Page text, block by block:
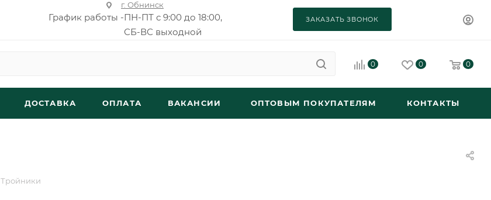
г. Обнинск
График работы -ПН-ПТ с 9:00 до 18:00,
СБ-ВС выходной
ЗАКАЗАТЬ ЗВОНОК
0 0 0
ДОСТАВКА ОПЛАТА ВАКАНСИИ ОПТОВЫМ ПОКУПАТЕЛЯМ КОНТАКТЫ
Тройники